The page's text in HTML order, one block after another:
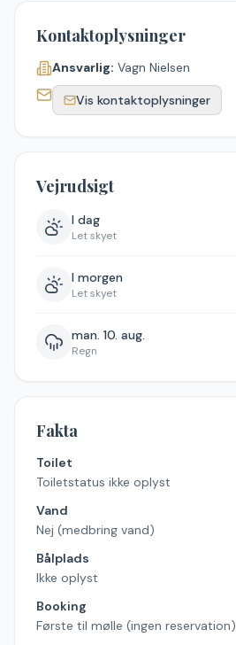
Kontaktoplysninger
Ansvarlig: Vagn Nielsen
Vis kontaktoplysninger
Vejrudsigt
I dag
Let skyet
I morgen
Let skyet
man. 10. aug.
Regn
Fakta
Toilet
Toiletstatus ikke oplyst
Vand
Nej (medbring vand)
Bålplads
Ikke oplyst
Booking
Første til mølle (ingen reservation)